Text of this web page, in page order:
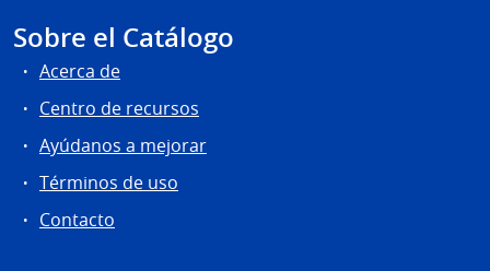
Sobre el Catálogo
Acerca de
Centro de recursos
Ayúdanos a mejorar
Términos de uso
Contacto